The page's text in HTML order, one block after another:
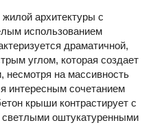
архитектуры с
использованием
драматичной,
углом, которая создает
несмотря на массивность
интересным сочетанием
крыши контрастирует с
оштукатуренными